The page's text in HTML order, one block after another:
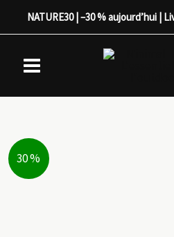
NATURE30 | –30 % aujourd’hui |
30 %